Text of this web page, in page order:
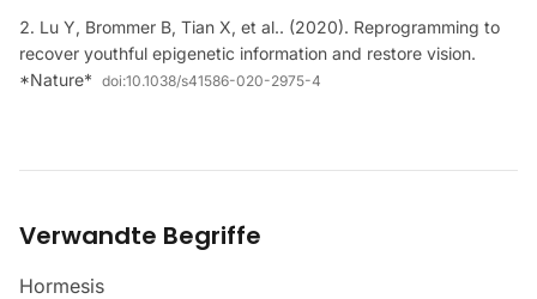
Lu Y, Brommer B, Tian X, et al.. (2020). Reprogramming to
recover youthful epigenetic information and restore vision.
*Nature* doi:10.1038/s41586-020-2975-4
Verwandte Begriffe
Hormesis